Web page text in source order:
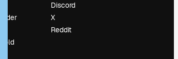
Discord
X
Reddit